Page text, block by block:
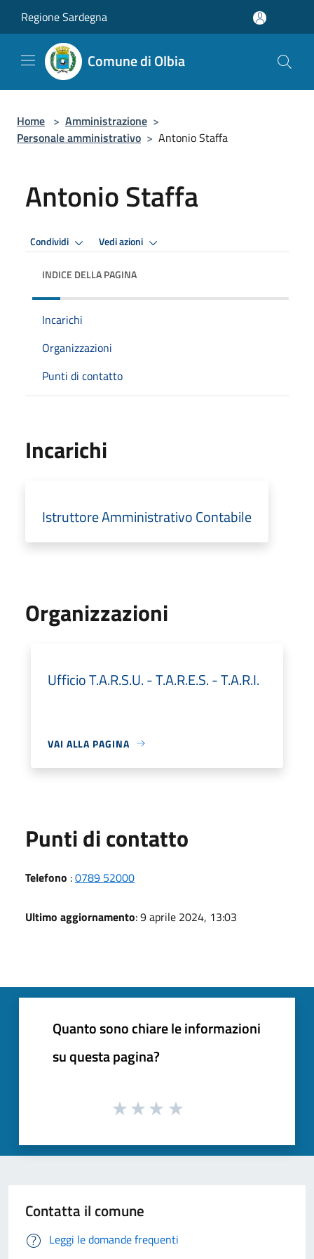
Regione Sardegna
Comune di Olbia
Home > Amministrazione >
Personale amministrativo > Antonio Staffa
Antonio Staffa
Condividi Vedi azioni
INDICE DELLA PAGINA
Incarichi
Organizzazioni
Punti di contatto
Incarichi
Istruttore Amministrativo Contabile
Organizzazioni
Ufficio T.A.R.S.U. - T.A.R.E.S. - T.A.R.I.
VAI ALLA PAGINA
Punti di contatto
Telefono :0789 52000
Ultimo aggiornamento: 9 aprile 2024, 13:03
Quanto sono chiare le informazioni
su questa pagina?
Contatta il comune
Leggi le domande frequenti